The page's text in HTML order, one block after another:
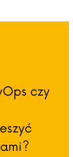
czy